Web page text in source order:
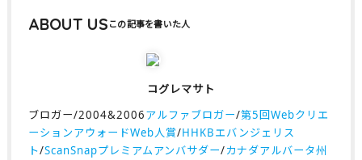
ABOUT US
コグレマサト
ブロガー/2004&2006アルファブロガー/第5回Webクリエ
ーションアウォードWeb人賞/HHKBエバンジェリス
ト/ScanSnapプレミアムアンバサダー/カナダアルバータ州